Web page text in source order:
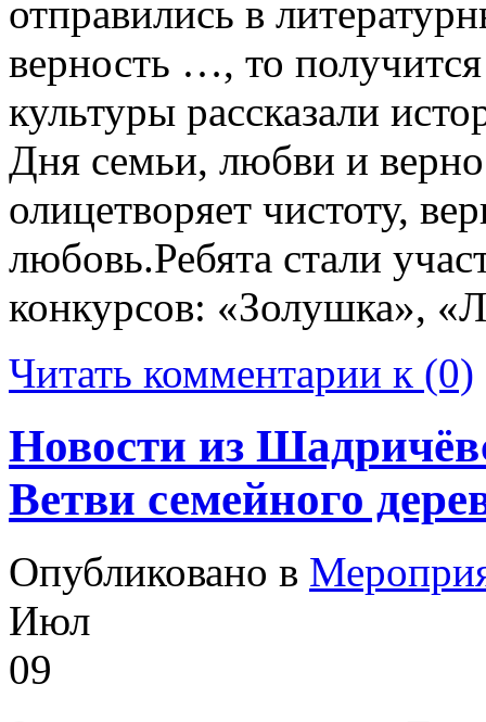
отправились в
верность …, то
культуры рассказали
Дня семьи, любви и
олицетворяет чистоту,
любовь.Ребята стали
конкурсов: «Золушка»,
Читать комментарии к (0)
Новости из
Ветви семейного
Опубликовано в
Июл
09